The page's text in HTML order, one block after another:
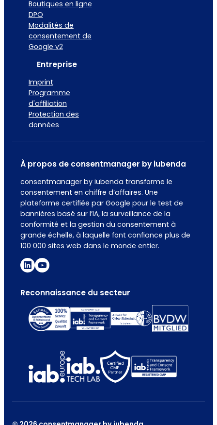
Boutiques en ligne
DPO
Modalités de
consentement de
Google v2
Entreprise
Imprint
Programme
d'affiliation
Protection des
données
À propos de consentmanager by iubenda
consentmanager by iubenda transforme le
consentement en chiffre d’affaires. Une
plateforme certifiée par Google pour le test de
bannières basé sur l’IA, la surveillance de la
conformité et la gestion du consentement à
grande échelle, à laquelle font confiance plus de
100 000 sites web dans le monde entier.
Reconnaissance du secteur